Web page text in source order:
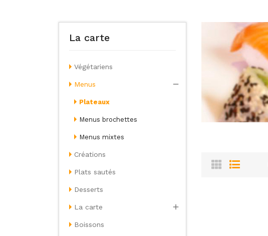
La carte
Végétariens
Menus 
Plateaux
Menus brochettes
Menus mixtes
Créations
Plats sautés
Desserts
La carte 
Boissons